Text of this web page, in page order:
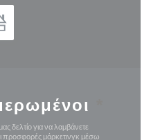
δελτίο για να λαμβάνετε
προσφορές μάρκετινγκ μέσω